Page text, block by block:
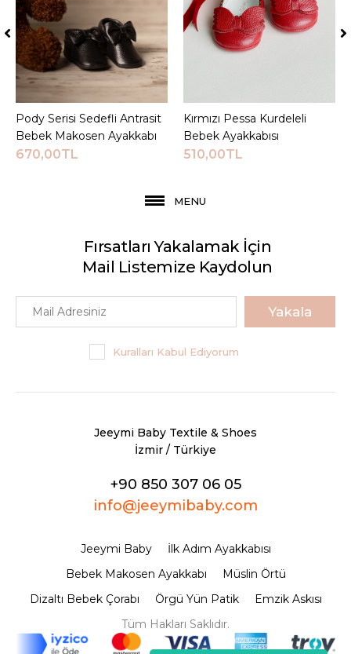
Sepete Ekle
Pody Serisi Sedefli Antrasit
Bebek Makosen Ayakkabı
670,00TL
Sepete Ekle
Kırmızı Pessa Kurdeleli
Bebek Ayakkabısı
510,00TL
MENU
Fırsatları Yakalamak İçin
Mail Listemize Kaydolun
Yakala
Kuralları Kabul Ediyorum
Jeeymi Baby Textile & Shoes
İzmir / Türkiye
+90 850 307 06 05
info@jeeymibaby.com
Jeeymi Baby
İlk Adım Ayakkabısı
Bebek Makosen Ayakkabı
Müslin Örtü
Dizaltı Bebek Çorabı
Örgü Yün Patik
Emzik Askısı
Tüm Hakları Saklıdır.